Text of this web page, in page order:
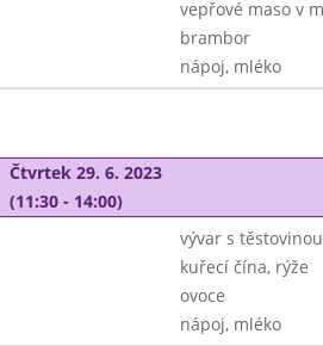
vepřové maso v
brambor
nápoj, mléko
Čtvrtek 29. 6. 2023
(11:30 - 14:00)
vývar s těstovinou
kuřecí čína, rýže
ovoce
nápoj, mléko